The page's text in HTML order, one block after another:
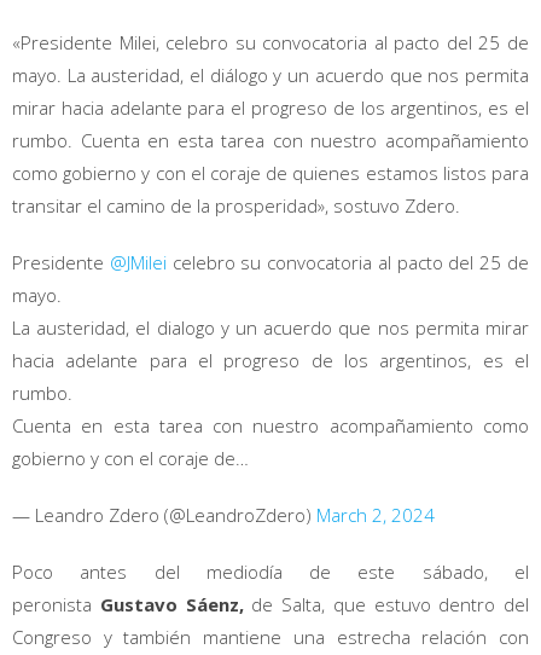
«Presidente Milei, celebro su convocatoria al pacto del 25 de
mayo. La austeridad, el diálogo y un acuerdo que nos permita
mirar hacia adelante para el progreso de los argentinos, es el
rumbo. Cuenta en esta tarea con nuestro acompañamiento
como gobierno y con el coraje de quienes estamos listos para
transitar el camino de la prosperidad», sostuvo Zdero.
Presidente @JMileicelebro su convocatoria al pacto del 25 de
mayo.
La austeridad, el dialogo y un acuerdo que nos permita mirar
hacia adelante para el progreso de los argentinos, es el
rumbo.
Cuenta en esta tarea con nuestro acompañamiento como
gobierno y con el coraje de…
— Leandro Zdero (@LeandroZdero) March 2, 2024
Poco antes del mediodía de este sábado, el
peronista Gustavo Sáenz, de Salta, que estuvo dentro del
Congreso y también mantiene una estrecha relación con